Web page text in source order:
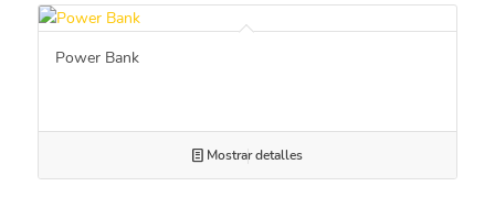
Power Bank
Mostrar detalles